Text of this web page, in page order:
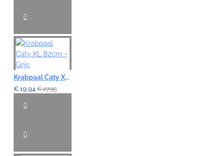
Krabpaal Caty XL 82cm - Grijs
€ 19,94 € 27,95